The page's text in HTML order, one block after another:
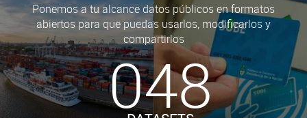
Ponemos a tu alcance datos públicos en formatos
abiertos para que puedas usarlos, modificarlos y
compartirlos
048